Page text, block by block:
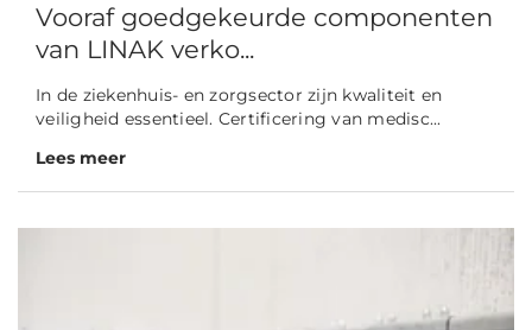
Vooraf goedgekeurde componenten
van LINAK verko...
In de ziekenhuis- en zorgsector zijn kwaliteit en
veiligheid essentieel. Certificering van medisc...
Lees meer